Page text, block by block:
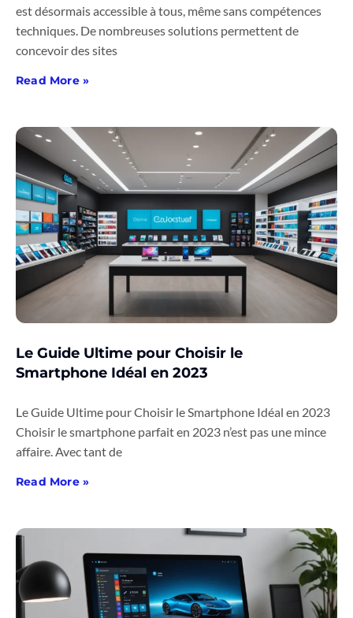
est désormais accessible à tous, même sans compétences
techniques. De nombreuses solutions permettent de
concevoir des sites
Read More »
Le Guide Ultime pour Choisir le
Smartphone Idéal en 2023
Le Guide Ultime pour Choisir le Smartphone Idéal en 2023
Choisir le smartphone parfait en 2023 n’est pas une mince
affaire. Avec tant de
Read More »